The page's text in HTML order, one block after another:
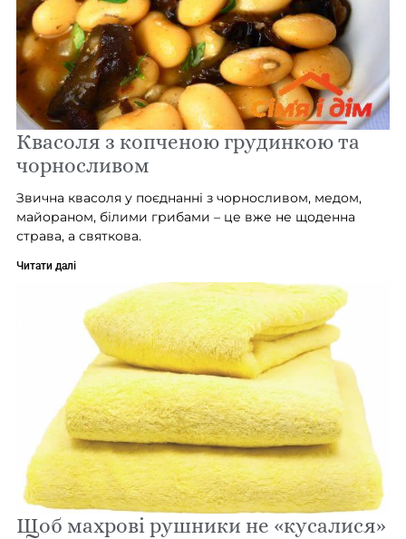
Квасоля з копченою грудинкою та
чорносливом
Звична квасоля у поєднанні з чорносливом, медом,
майораном, білими грибами – це вже не щоденна
страва, а святкова.
Читати далі
Щоб махрові рушники не «кусалися»